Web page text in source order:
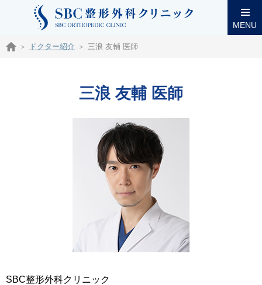
MENU
ドクター紹介 三浪 友輔 医師
三浪 友輔 医師
SBC整形外科クリニック